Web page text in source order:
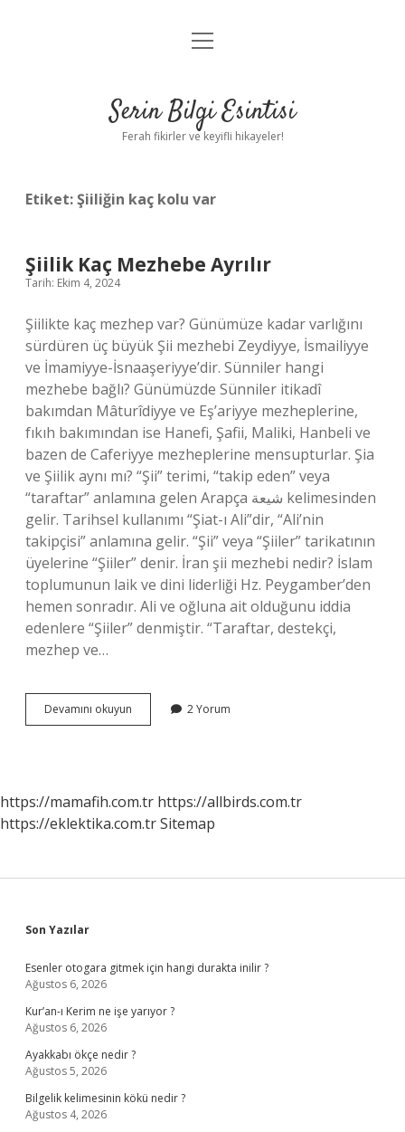
Anasayfa
Yasal Uyarı
menüyü
Serin Bilgi Esintisi
Ferah fikirler ve keyifli hikayeler!
Etiket:Şiiliğin kaç kolu var
Şiilik Kaç Mezhebe Ayrılır
Tarih: Ekim 4, 2024
Şiilikte kaç mezhep var? Günümüze kadar varlığını
sürdüren üç büyük Şii mezhebi Zeydiyye, İsmailiyye
ve İmamiyye-İsnaaşeriyye’dir. Sünniler hangi
mezhebe bağlı? Günümüzde Sünniler itikadî
bakımdan Mâturîdiyye ve Eş’ariyye mezheplerine,
fıkıh bakımından ise Hanefi, Şafii, Maliki, Hanbeli ve
bazen de Caferiyye mezheplerine mensupturlar. Şia
ve Şiilik aynı mı? “Şii” terimi, “takip eden” veya
“taraftar” anlamına gelen Arapça شيعة kelimesinden
gelir. Tarihsel kullanımı “Şiat-ı Ali”dir, “Ali’nin
takipçisi” anlamına gelir. “Şii” veya “Şiiler” tarikatının
üyelerine “Şiiler” denir. İran şii mezhebi nedir? İslam
toplumunun laik ve dini liderliği Hz. Peygamber’den
hemen sonradır. Ali ve oğluna ait olduğunu iddia
edenlere “Şiiler” denmiştir. “Taraftar, destekçi,
mezhep ve…
Devamını okuyun
Kaç
2 Yorum
https://mamafih.com.tr https://allbirds.com.tr
https://eklektika.com.trSitemap
Sidebar
Son Yazılar
Esenler otogara gitmek için hangi durakta inilir ?
Ağustos 6, 2026
Kur’an-ı Kerim ne işe yarıyor ?
Ağustos 6, 2026
Ayakkabı ökçe nedir ?
Ağustos 5, 2026
Bilgelik kelimesinin kökü nedir ?
Ağustos 4, 2026